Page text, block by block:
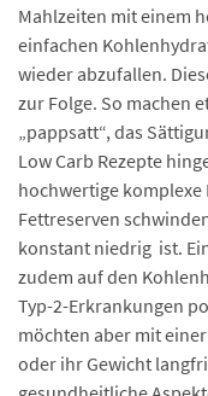
Mahlzeiten mit einem
einfachen
wieder abzufallen.
zur Folge. So machen
„pappsatt“, das
Low Carb Rezepte
hochwertige
Fettreserven
konstant niedrig ist.
zudem auf den
Typ-2-Erkrankungen
möchten aber mit
oder ihr Gewicht